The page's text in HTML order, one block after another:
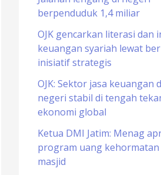
o
r
:
berpenduduk 1,4 miliar
OJK gencarkan literasi dan
keuangan syariah lewat
inisiatif strategis
OJK: Sektor jasa keuangan
negeri stabil di tengah
ekonomi global
Ketua DMI Jatim: Menag
program uang kehormatan
masjid